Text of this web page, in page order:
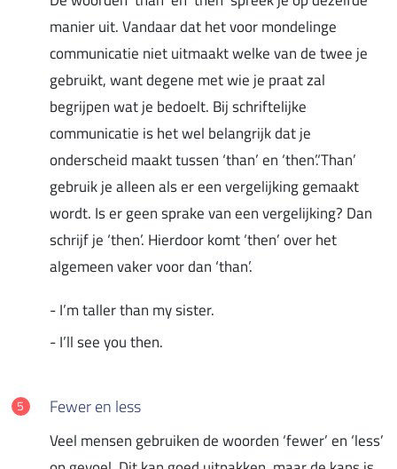
manier uit. Vandaar dat het voor mondelinge
communicatie niet uitmaakt welke van de twee je
gebruikt, want degene met wie je praat zal
begrijpen wat je bedoelt. Bij schriftelijke
communicatie is het wel belangrijk dat je
onderscheid maakt tussen ‘than’ en ‘then’.‘Than’
gebruik je alleen als er een vergelijking gemaakt
wordt. Is er geen sprake van een vergelijking? Dan
schrijf je ‘then’. Hierdoor komt ‘then’ over het
algemeen vaker voor dan ‘than’.
- I’m taller than my sister.
- I’ll see you then.
Fewer en less
Veel mensen gebruiken de woorden ‘fewer’ en ‘less’